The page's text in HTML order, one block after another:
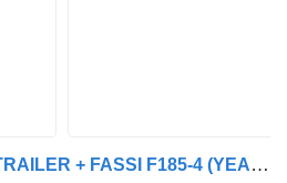
Zasław 2 AXLE OPEN TRAILER + FASSI F185-4 (YEAR 2023) REMOTE